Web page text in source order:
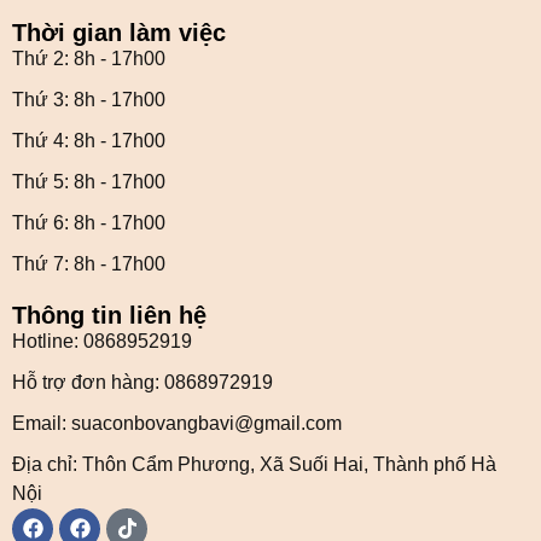
Thời gian làm việc
Thứ 2: 8h - 17h00
Thứ 3: 8h - 17h00
Thứ 4: 8h - 17h00
Thứ 5: 8h - 17h00
Thứ 6: 8h - 17h00
Thứ 7: 8h - 17h00
Thông tin liên hệ
Hotline: 0868952919
Hỗ trợ đơn hàng: 0868972919
Email: suaconbovangbavi@gmail.com
Địa chỉ: Thôn Cẩm Phương, Xã Suối Hai, Thành phố Hà
Nội